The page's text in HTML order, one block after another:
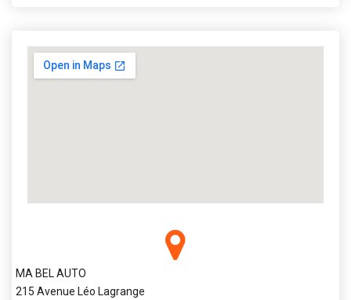
MA BEL AUTO
215 Avenue Léo Lagrange